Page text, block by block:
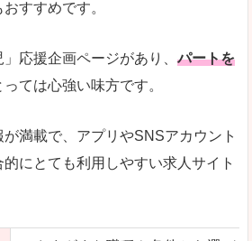
すすめです。
」応援企画ページがあり、パートを
っては心強い味方です。
満載で、アプリやSNSアカウント
にとても利用しやすい求人サイト